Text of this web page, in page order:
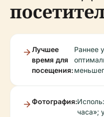
Лучшее
время для
посещения:
Раннее
Фотография:
часа»;